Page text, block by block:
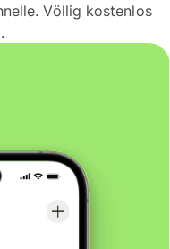
Völlig kostenlos